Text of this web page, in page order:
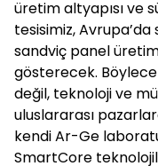
üretim altyapısı ve
tesisimiz,
sandviç panel
gösterecek.
değil, teknoloji ve
uluslararası
kendi Ar-Ge
SmartCore